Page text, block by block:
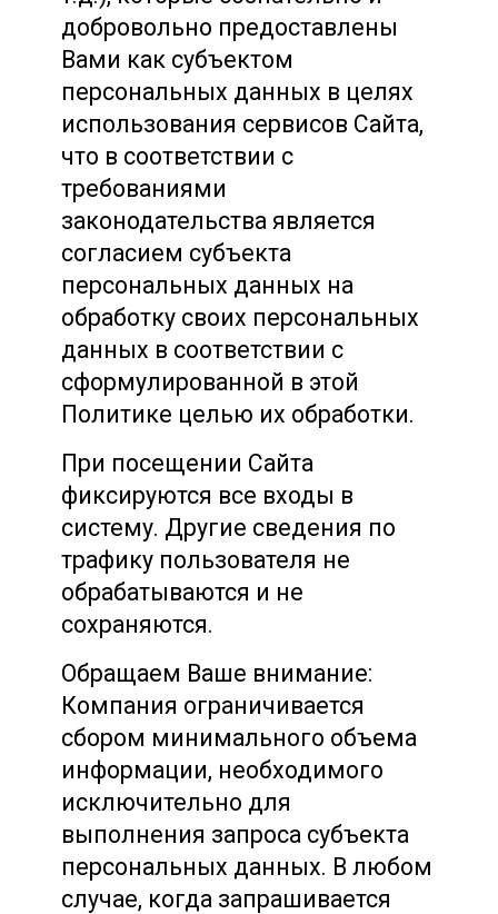
добровольно предоставлены
Вами как субъектом
персональных данных в целях
использования сервисов Сайта,
что в соответствии с
требованиями
законодательства является
согласием субъекта
персональных данных на
обработку своих персональных
данных в соответствии с
сформулированной в этой
Политике целью их обработки.
При посещении Сайта
фиксируются все входы в
систему. Другие сведения по
трафику пользователя не
обрабатываются и не
сохраняются.
Обращаем Ваше внимание:
Компания ограничивается
сбором минимального объема
информации, необходимого
исключительно для
выполнения запроса субъекта
персональных данных. В любом
случае, когда запрашивается